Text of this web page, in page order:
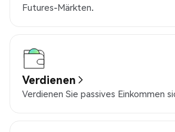
Futures-Märkten.
Verdienen
Verdienen Sie passives Einkommen